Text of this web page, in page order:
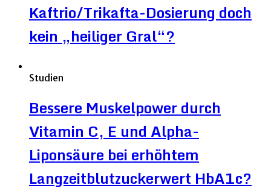
Kaftrio/Trikafta-Dosierung doch
kein „heiliger Gral“?
Studien
Bessere Muskelpower durch
Vitamin C, E und Alpha-
Liponsäure bei erhöhtem
Langzeitblutzuckerwert HbA1c?